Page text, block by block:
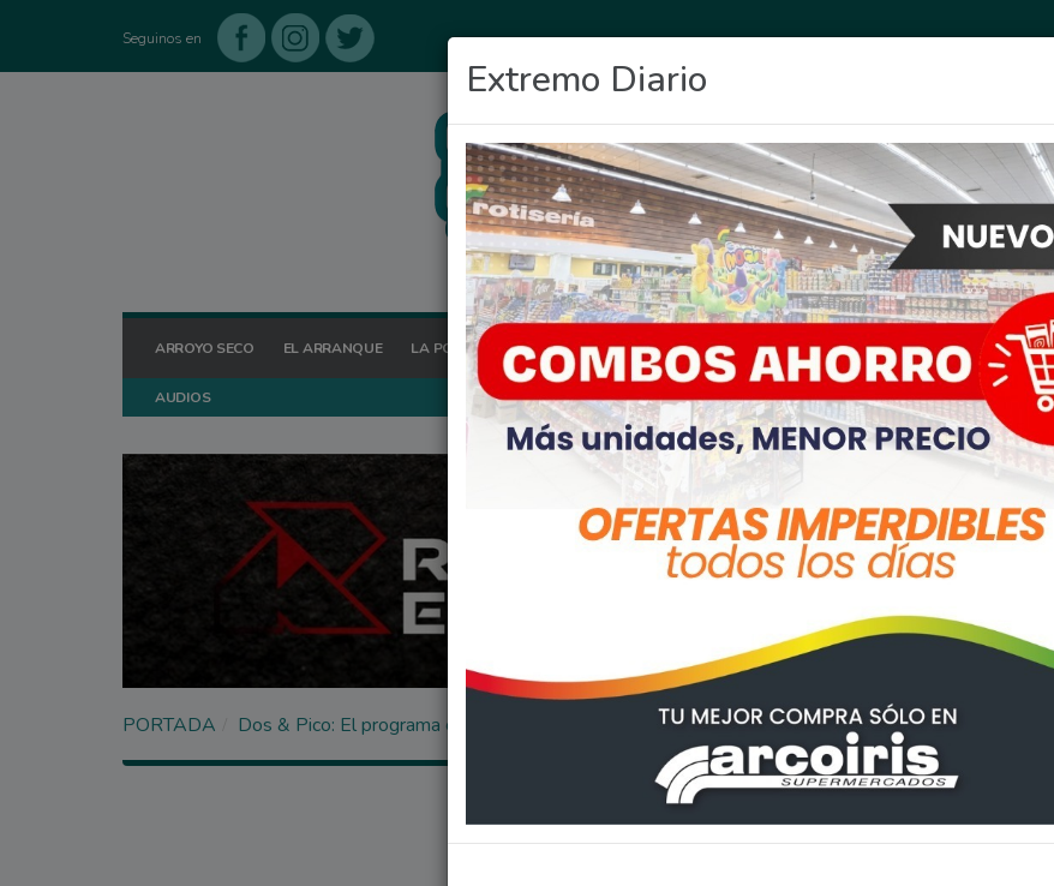
Seguinos en
ARROYO SECO EL ARRANQUE LA POSTA HOY OCIO DEPORTES FIGHIERA GENERAL LAGOS POLICIALES
AUDIOS
Extremo Diario
PORTADA Dos & Pico: El programa completo de este jueves
ARROYO SECO